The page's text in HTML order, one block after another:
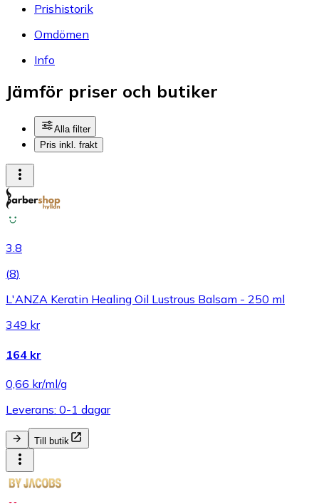
Prishistorik
Omdömen
Info
Jämför priser och butiker
Alla filter
Pris inkl. frakt
3.8
(8)
L'ANZA Keratin Healing Oil Lustrous Balsam - 250 ml
349 kr
164 kr
0,66 kr/ml/g
Leverans: 0-1 dagar
Till butik